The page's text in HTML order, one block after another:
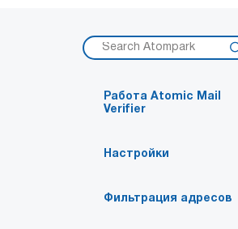
Работа Atomic Mail
Verifier
Настройки
Фильтрация адресов